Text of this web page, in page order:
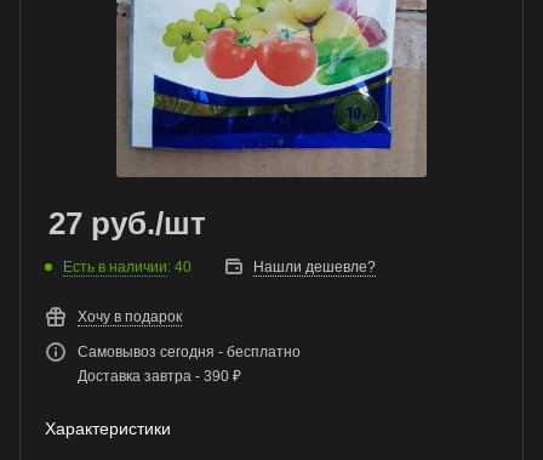
27 руб./шт
Есть в наличии: 40 Нашли дешевле?
Хочу в подарок
Самовывоз сегодня - бесплатно
Доставка завтра - 390 ₽
Характеристики